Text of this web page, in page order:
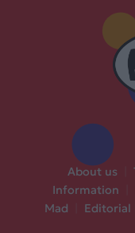
About us
Information
Mad
Editorial